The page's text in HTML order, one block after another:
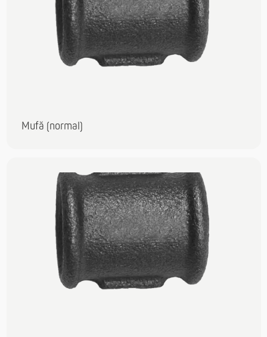
Mufă (normal)